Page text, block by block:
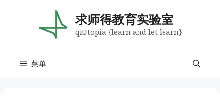
求师得教育实验室
qiUtopia {learn and let learn}
菜单